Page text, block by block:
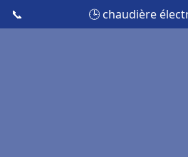
📞 🕒 chaudière